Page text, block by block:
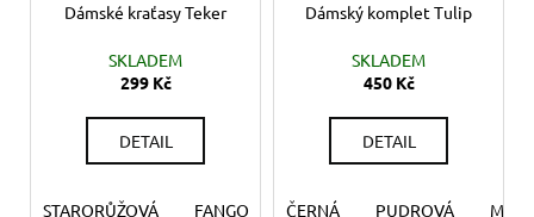
Dámské kraťasy Teker
SKLADEM
299 Kč
DETAIL
STARORŮŽOVÁ FANGO
Dámský komplet Tulip
SKLADEM
450 Kč
DETAIL
ČERNÁ PUDROVÁ MINT